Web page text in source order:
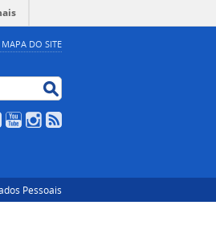
MAPA DO SITE
TwitterYouTubeInstagram
Pessoais